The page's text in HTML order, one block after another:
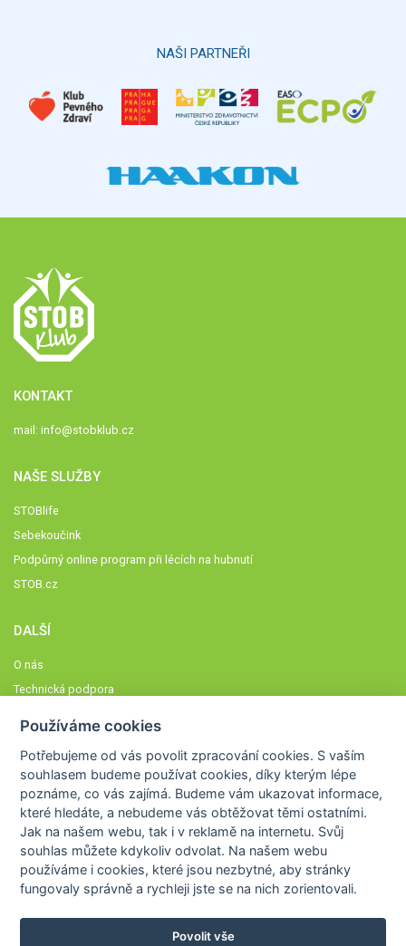
NAŠI PARTNEŘI
KONTAKT
mail: info@stobklub.cz
NAŠE SLUŽBY
STOBlife
Sebekoučink
Podpůrný online program při lécích na hubnutí
STOB.cz
DALŠÍ
O nás
Technická podpora
Členové STOBklubu
Zásady nakládání s osobními údaji
Otestujte se
Spočítejte si
Výzva 52
Používáme cookies
Potřebujeme od vás povolit zpracování cookies. S vaším
souhlasem budeme používat cookies, díky kterým lépe
poznáme,co vás zajímá. Budeme vám ukazovat informace,
které hledáte, a nebudeme vás obtěžovat těmi ostatními.
Jak na našem webu, tak i v reklamě na internetu. Svůj
souhlas můžete kdykoliv odvolat. Na našem webu
používáme i cookies, které jsou nezbytné, aby stránky
fungovaly správně a rychleji jste se na nich zorientovali.
Povolit vše